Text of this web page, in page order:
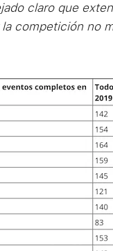
claro que
competición no